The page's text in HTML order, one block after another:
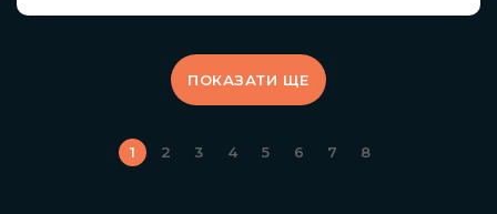
ПОКАЗАТИ ЩЕ
1 2 3 4 5 6 7 8